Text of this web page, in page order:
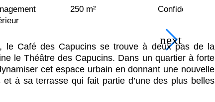
250 m² Confidentiel
le Café des Capucins se trouve à deux pas de la
le Théâtre des Capucins. Dans un quartier à forte
cet espace urbain en donnant une nouvelle
à sa terrasse qui fait partie d’une des plus belles